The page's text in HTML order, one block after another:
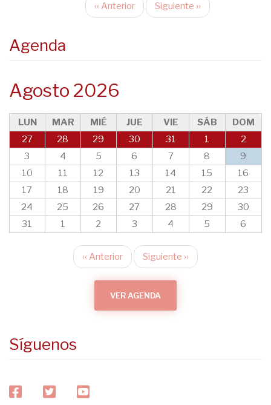
Paginación
‹‹ Anterior Siguiente ››
Agenda
Agosto 2026
LUN MAR MIÉ JUE VIE SÁB
DOM
27
28 29 30 31 1
2
3
4 5 6 7 8
9
10
11 12 13 14 15
16
17
18 19 20 21 22
23
24
25 26 27 28 29
30
31
1 2 3 4 5 6
Paginación
‹‹ Anterior Siguiente ››
VER AGENDA
Síguenos
facebooktwitteryoutube